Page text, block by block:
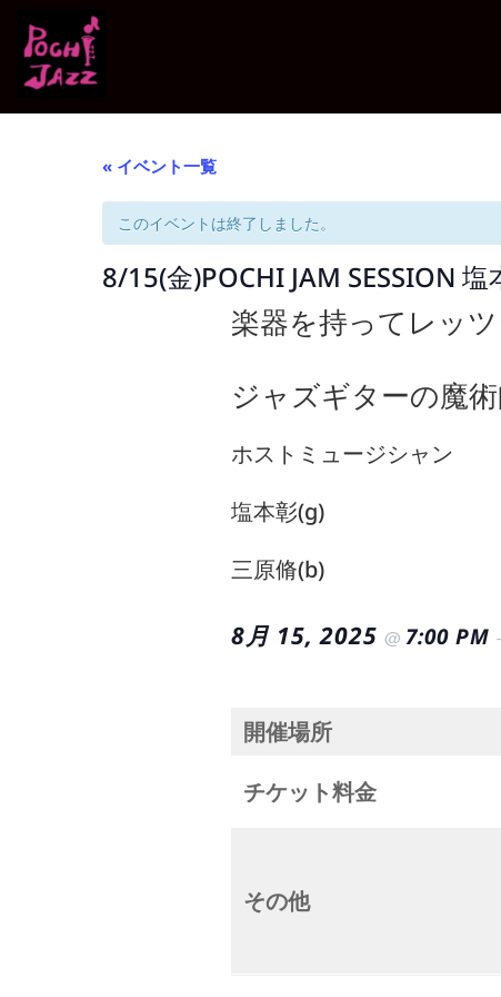
« イベント一覧
このイベントは終了しました。
8/15(金)POCHI JAM SESSION
楽器を持ってレッツ
ジャズギターの魔
ホストミュージシャン
塩本彰(g)
三原脩(b)
8月 15, 2025 @ 7:00 PM
開催場所
チケット料金
その他